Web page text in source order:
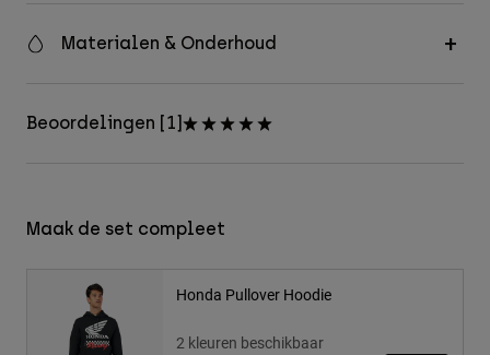
Materialen & Onderhoud
Beoordelingen [1]
Maak de set compleet
Honda Pullover Hoodie
2 kleuren beschikbaar